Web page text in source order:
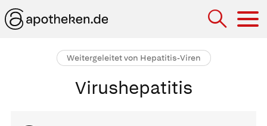
Weitergeleitet von Hepatitis-Viren
Virushepatitis